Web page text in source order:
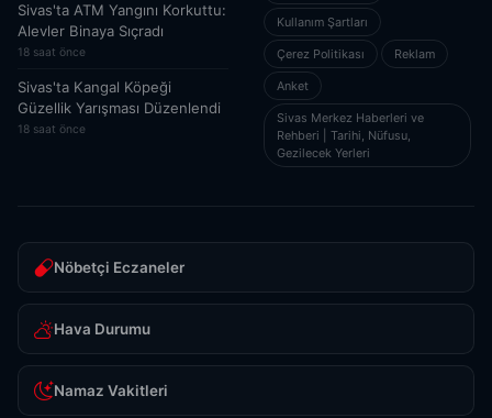
Sivas'ta ATM Yangını Korkuttu:
Alevler Binaya Sıçradı
18 saat önce
Sivas'ta Kangal Köpeği
Güzellik Yarışması Düzenlendi
18 saat önce
Kullanım Şartları
Çerez Politikası Reklam
Anket
Sivas Merkez Haberleri ve
Rehberi | Tarihi, Nüfusu,
Gezilecek Yerleri
Nöbetçi Eczaneler
Hava Durumu
Namaz Vakitleri